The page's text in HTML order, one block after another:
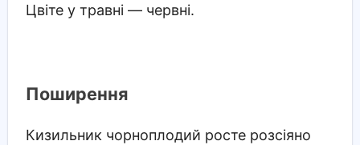
Цвіте у травні — червні.
Поширення
Кизильник чорноплодий росте розсіяно